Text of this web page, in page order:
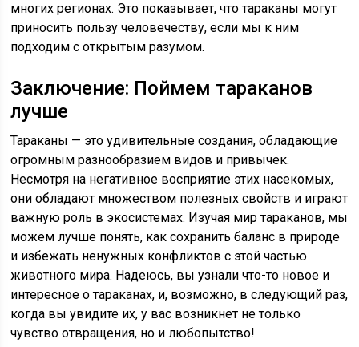
многих регионах. Это показывает, что тараканы могут
приносить пользу человечеству, если мы к ним
подходим с открытым разумом.
Заключение: Поймем тараканов
лучше
Тараканы — это удивительные создания, обладающие
огромным разнообразием видов и привычек.
Несмотря на негативное восприятие этих насекомых,
они обладают множеством полезных свойств и играют
важную роль в экосистемах. Изучая мир тараканов, мы
можем лучше понять, как сохранить баланс в природе
и избежать ненужных конфликтов с этой частью
животного мира. Надеюсь, вы узнали что-то новое и
интересное о тараканах, и, возможно, в следующий раз,
когда вы увидите их, у вас возникнет не только
чувство отвращения, но и любопытство!